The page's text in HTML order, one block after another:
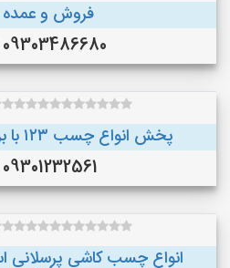
فروش و
09303486680 (ارومیه)
پخش انواع چسب ۱۲۳ با برندهای معروف بازار
09301232561 (تبریز)
انواع چسب کاشی